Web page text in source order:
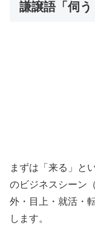
謙譲語「伺
まずは「来る」と
のビジネスシーン
外・目上・就活・
します。